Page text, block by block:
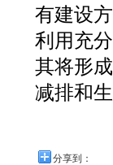
有建设
利用充
其将形
减排和
分享到：